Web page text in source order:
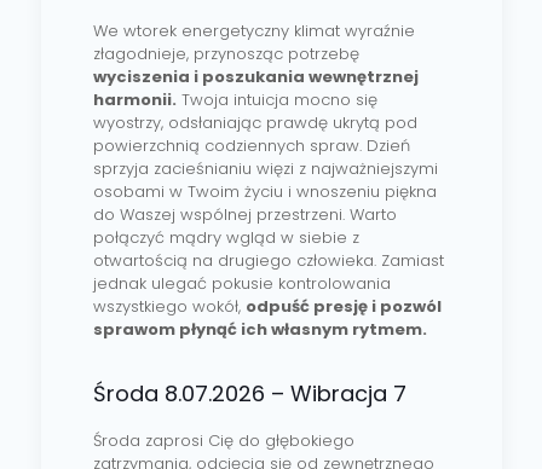
We wtorek energetyczny klimat wyraźnie
złagodnieje, przynosząc potrzebę
wyciszenia i poszukania wewnętrznej
harmonii. Twoja intuicja mocno się
wyostrzy, odsłaniając prawdę ukrytą pod
powierzchnią codziennych spraw. Dzień
sprzyja zacieśnianiu więzi z najważniejszymi
osobami w Twoim życiu i wnoszeniu piękna
do Waszej wspólnej przestrzeni. Warto
połączyć mądry wgląd w siebie z
otwartością na drugiego człowieka. Zamiast
jednak ulegać pokusie kontrolowania
wszystkiego wokół, odpuść presję i pozwól
sprawom płynąć ich własnym rytmem.
Środa 8.07.2026 – Wibracja 7
Środa zaprosi Cię do głębokiego
zatrzymania, odcięcia się od zewnętrznego